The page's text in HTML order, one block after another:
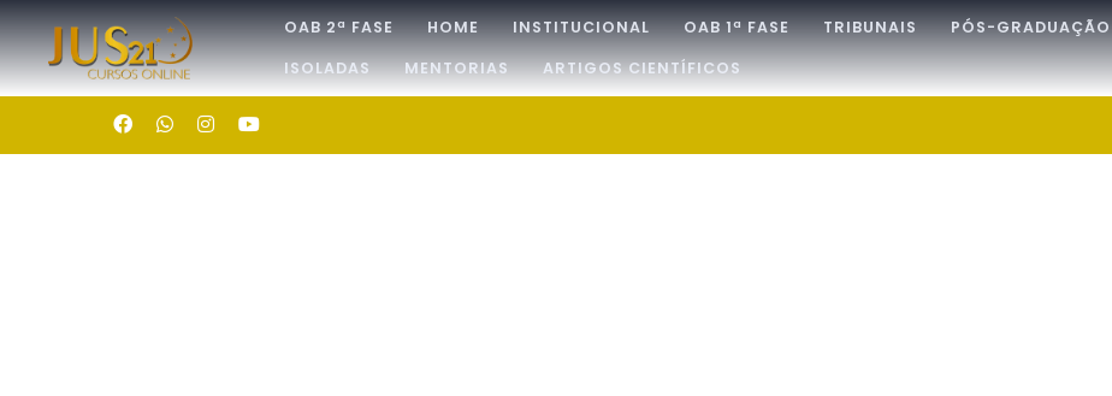
OAB 2ª FASE HOME INSTITUCIONAL OAB 1ª FASE TRIBUNAIS PÓS-GRADUAÇÃO
ISOLADAS
MENTORIAS ARTIGOS CIENTÍFICOS